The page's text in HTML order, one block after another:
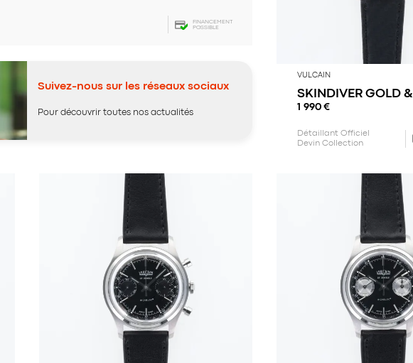
FINANCEMENT
POSSIBLE
Suivez-nous sur les réseaux sociaux
Pour découvrir toutes nos actualités
VULCAIN
SKINDIVER GOLD
1 990 €
Détaillant Officiel
Devin Collection